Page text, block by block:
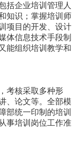
括企业培训管理人
知识；掌握培训师
项目的开发、设计
体信息技术手段制
能组织培训教学和
考核采取多种形
、论文等。全部模
部统一印制的培训
事培训岗位工作准